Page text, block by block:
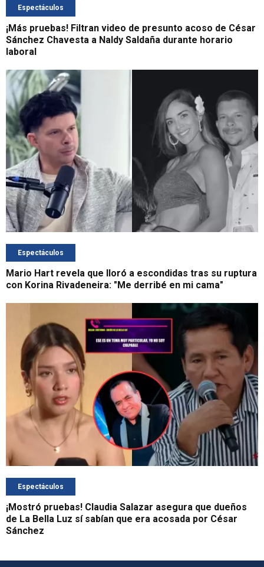
Espectáculos
¡Más pruebas! Filtran video de presunto acoso de César
Sánchez Chavesta a Naldy Saldaña durante horario
laboral
Espectáculos
Mario Hart revela que lloró a escondidas tras su ruptura
con Korina Rivadeneira: "Me derribé en mi cama"
Espectáculos
¡Mostró pruebas! Claudia Salazar asegura que dueños
de La Bella Luz sí sabían que era acosada por César
Sánchez